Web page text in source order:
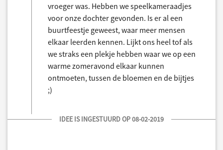
vroeger was. Hebben we speelkameraadjes
voor onze dochter gevonden. Is er al een
buurtfeestje geweest, waar meer mensen
elkaar leerden kennen. Lijkt ons heel tof als
we straks een plekje hebben waar we op een
warme zomeravond elkaar kunnen
ontmoeten, tussen de bloemen en de bijtjes
;)
IDEE IS INGESTUURD OP 08-02-2019